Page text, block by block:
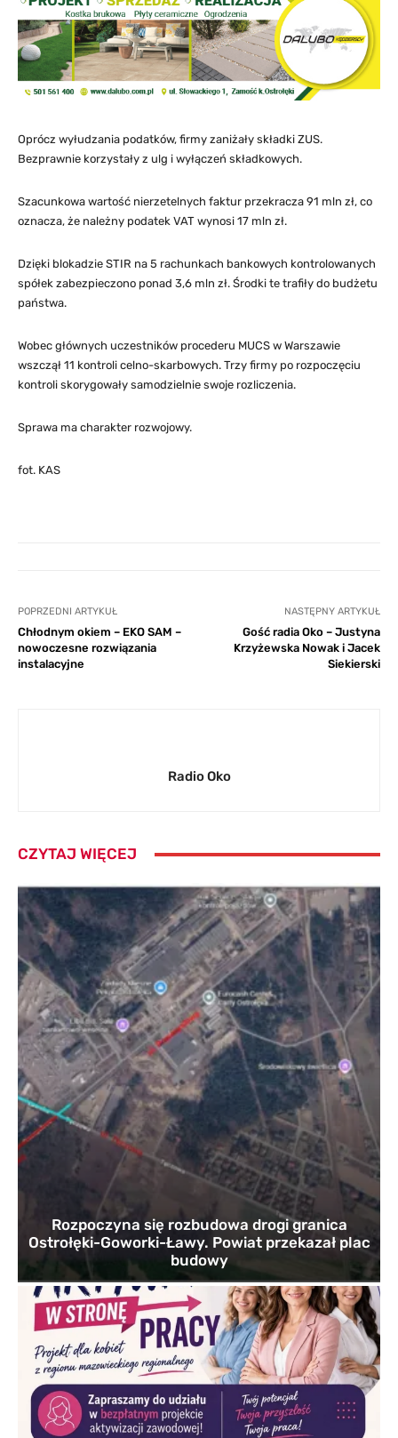
Oprócz wyłudzania podatków, firmy zaniżały składki ZUS.
Bezprawnie korzystały z ulg i wyłączeń składkowych.
Szacunkowa wartość nierzetelnych faktur przekracza 91 mln zł, co
oznacza, że należny podatek VAT wynosi 17 mln zł.
Dzięki blokadzie STIR na 5 rachunkach bankowych kontrolowanych
spółek zabezpieczono ponad 3,6 mln zł. Środki te trafiły do budżetu
państwa.
Wobec głównych uczestników procederu MUCS w Warszawie
wszczął 11 kontroli celno-skarbowych. Trzy firmy po rozpoczęciu
kontroli skorygowały samodzielnie swoje rozliczenia.
Sprawa ma charakter rozwojowy.
fot. KAS
POPRZEDNI ARTYKUŁ
Chłodnym okiem – EKO SAM –
nowoczesne rozwiązania
instalacyjne
NASTĘPNY ARTYKUŁ
Gość radia Oko – Justyna
Krzyżewska Nowak i Jacek
Siekierski
Radio Oko
CZYTAJ WIĘCEJ
Rozpoczyna się rozbudowa drogi granica
Ostrołęki-Goworki-Ławy. Powiat przekazał plac
budowy